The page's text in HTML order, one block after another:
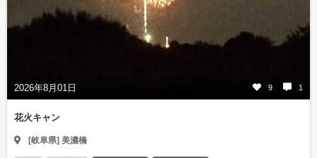
2026年8月01日 9 1
花火キャン
[岐阜県] 美濃橋